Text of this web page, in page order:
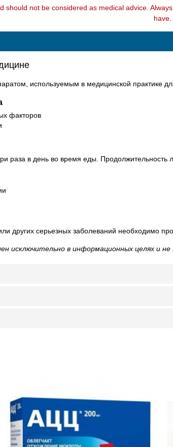
should not be considered as medical advice.
have.
используемым в медицинской практике
факторов
раза в день во время еды. Продолжительность
других серьезных заболеваний необходимо
исключительно в информационных целях и не